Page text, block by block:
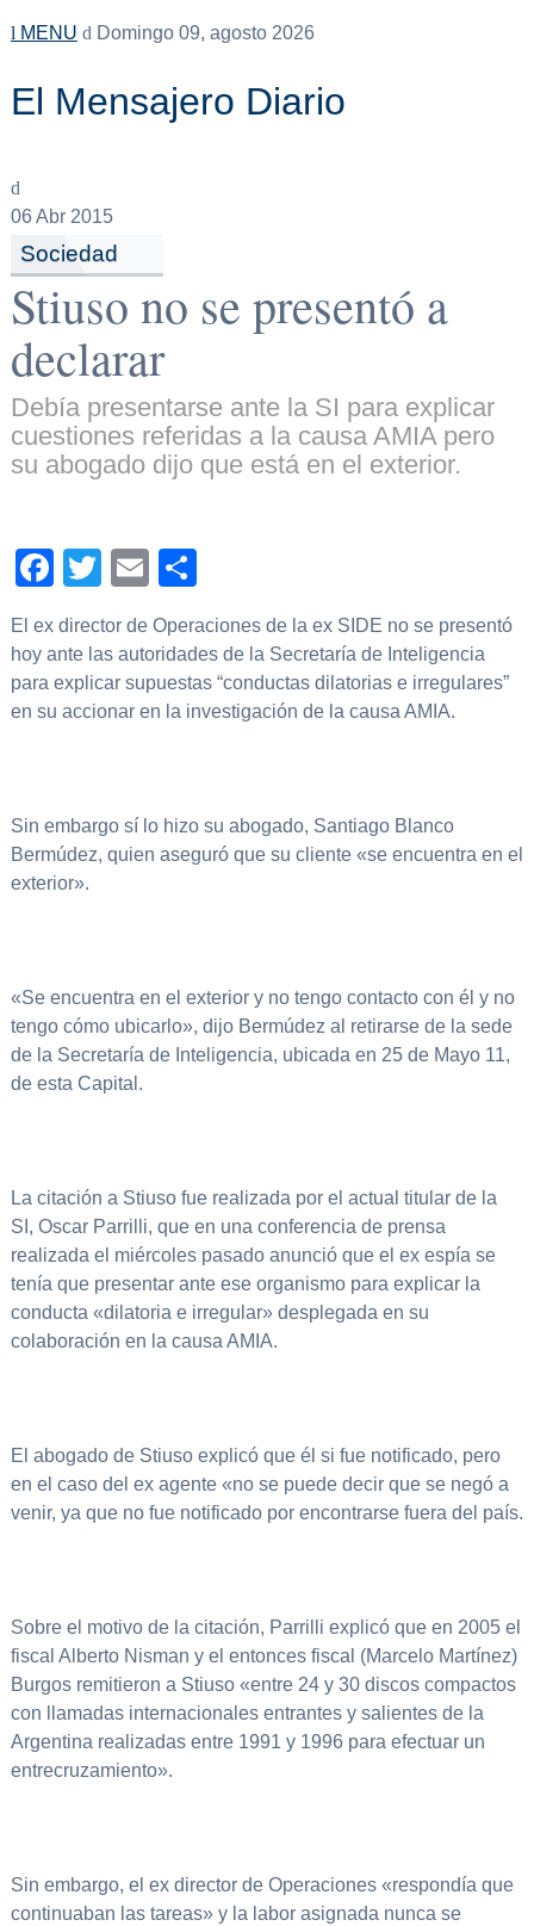
MENU Domingo 09, agosto 2026
El Mensajero Diario
06Abr 2015
Sociedad
Stiuso no se presentó a
declarar
Debía presentarse ante la SI para explicar
cuestiones referidas a la causa AMIA pero
su abogado dijo que está en el exterior.
Facebook
TwitterEmail
El ex director de Operaciones de la ex SIDE no se presentó
hoy ante las autoridades de la Secretaría de Inteligencia
para explicar supuestas “conductas dilatorias e irregulares”
en su accionar en la investigación de la causa AMIA.
Sin embargo sí lo hizo su abogado, Santiago Blanco
Bermúdez, quien aseguró que su cliente «se encuentra en el
exterior».
«Se encuentra en el exterior y no tengo contacto con él y no
tengo cómo ubicarlo», dijo Bermúdez al retirarse de la sede
de la Secretaría de Inteligencia, ubicada en 25 de Mayo 11,
de esta Capital.
La citación a Stiuso fue realizada por el actual titular de la
SI, Oscar Parrilli, que en una conferencia de prensa
realizada el miércoles pasado anunció que el ex espía se
tenía que presentar ante ese organismo para explicar la
conducta «dilatoria e irregular» desplegada en su
colaboración en la causa AMIA.
El abogado de Stiuso explicó que él si fue notificado, pero
en el caso del ex agente «no se puede decir que se negó a
venir, ya que no fue notificado por encontrarse fuera del país.
Sobre el motivo de la citación, Parrilli explicó que en 2005 el
fiscal Alberto Nisman y el entonces fiscal (Marcelo Martínez)
Burgos remitieron a Stiuso «entre 24 y 30 discos compactos
con llamadas internacionales entrantes y salientes de la
Argentina realizadas entre 1991 y 1996 para efectuar un
entrecruzamiento».
Sin embargo, el ex director de Operaciones «respondía que
continuaban las tareas» y la labor asignada nunca se